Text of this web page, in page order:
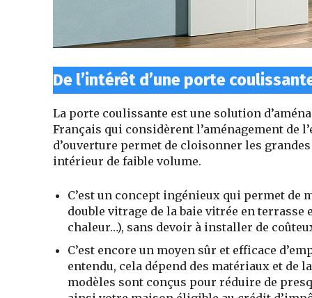
De l’intérêt d’une porte
La porte coulissante est une solution
Français qui considèrent l’aménagement de
d’ouverture permet de cloisonner les
intérieur de faible volume.
C’est un concept ingénieux qui permet de
double vitrage de la baie vitrée en
chaleur…), sans devoir à installer de
C’est encore un moyen sûr et efficace
entendu, cela dépend des matériaux et
modèles sont conçus pour réduire de